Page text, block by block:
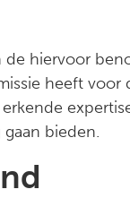
hiervoor
heeft
bieden.